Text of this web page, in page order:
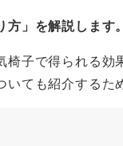
」を解説します。
子で得られる
ても紹介するた